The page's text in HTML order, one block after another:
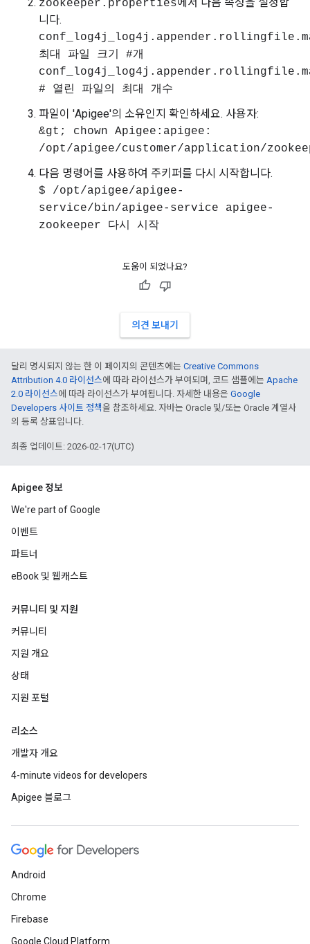
zookeeper.properties
니다.
최대 파일 크기 #개
# 열린 파일의 최대 개수
파일이 'Apigee'의 소유인지 확인하세요. 사용자:
&gt; chown Apigee:apigee:
/opt/apigee/customer/application/
다음 명령어를 사용하여 주키퍼를 다시 시작합니다.
$ /opt/apigee/apigee-
service/bin/apigee-service apigee-
zookeeper 다시 시작
도움이 되었나요?
의견 보내기
달리 명시되지 않는 한 이 페이지의 콘텐츠에는 Creative Commons
Attribution 4.0 라이선스에 따라 라이선스가 부여되며, 코드 샘플에는 Apache
2.0 라이선스에 따라 라이선스가 부여됩니다. 자세한 내용은 Google
Developers 사이트 정책을 참조하세요. 자바는 Oracle 및/또는 Oracle 계열사
의 등록 상표입니다.
최종 업데이트: 2026-02-17(UTC)
Apigee 정보
We're part of Google
이벤트
파트너
eBook 및 웹캐스트
커뮤니티 및 지원
커뮤니티
지원 개요
상태
지원 포털
리소스
개발자 개요
4-minute videos for developers
Apigee 블로그
Android
Chrome
Firebase
Google Cloud Platform